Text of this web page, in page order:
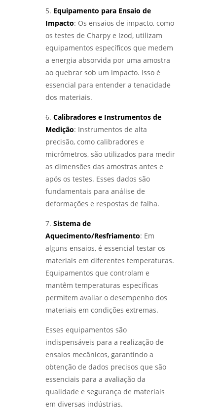
COMO GARANTIR A QUALIDADE DOS
MATERIAIS NA INDÚSTRIA - LABMETAL
ENSAIOS MECÂNICOS DESTRUTIVOS: ENTENDA
SUA IMPORTÂNCIA E APLICAÇÕES NA
ENGENHARIA - LABMETAL
QUALIDADE E SEGURANÇA EM PROJETOS DE
SOLDAGEM - LABMETAL
LABORATÓRIO DE ANÁLISE QUÍMICA: COMO
ESCOLHER O MELHOR PARA SUAS
NECESSIDADES - LABMETAL
COMO GARANTIR A QUALIFICAÇÃO DE
SOLDADORES PARA MELHORES PRÁTICAS
INDUSTRIAIS - LABMETAL
ENTENDA TUDO SOBRE ENSAIO DE CORROSÃO
INTERGRANULAR E SUAS APLICAÇÕES
ANÁLISE DE QUEBRA DE PARAFUSOS:
ENTENDA AS CAUSAS E SOLUÇÕES -
LABMETAL
ANÁLISE DO TIPO DE QUEBRA: ENTENDA SEUS
IMPACTOS E REPERCUSSÕES - LABMETAL
5. Equipamento para Ensaio de
Impacto: Os ensaios de impacto, como
os testes de Charpy e Izod, utilizam
equipamentos específicos que medem
a energia absorvida por uma amostra
ao quebrar sob um impacto. Isso é
essencial para entender a tenacidade
dos materiais.
6. Calibradores e Instrumentos de
Medição: Instrumentos de alta
precisão, como calibradores e
micrômetros, são utilizados para medir
as dimensões das amostras antes e
após os testes. Esses dados são
fundamentais para análise de
deformações e respostas de falha.
7. Sistema de
Aquecimento/Resfriamento: Em
alguns ensaios, é essencial testar os
materiais em diferentes temperaturas.
Equipamentos que controlam e
mantêm temperaturas específicas
permitem avaliar o desempenho dos
materiais em condições extremas.
Esses equipamentos são
indispensáveis para a realização de
ensaios mecânicos, garantindo a
obtenção de dados precisos que são
essenciais para a avaliação da
qualidade e segurança de materiais
em diversas indústrias.